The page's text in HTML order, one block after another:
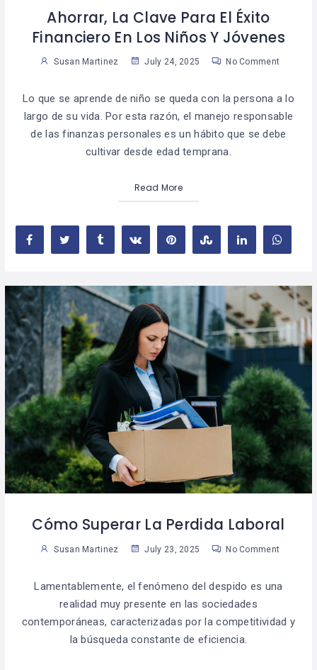
Ahorrar, La Clave Para El Éxito
Financiero En Los Niños Y Jóvenes
Susan Martinez July 24, 2025 No Comment
Lo que se aprende de niño se queda con la persona a lo
largo de su vida. Por esta razón, el manejo responsable
de las finanzas personales es un hábito que se debe
cultivar desde edad temprana.
Read More
Cómo Superar La Perdida Laboral
Susan Martinez July 23, 2025 No Comment
Lamentablemente, el fenómeno del despido es una
realidad muy presente en las sociedades
contemporáneas, caracterizadas por la competitividad y
la búsqueda constante de eficiencia.